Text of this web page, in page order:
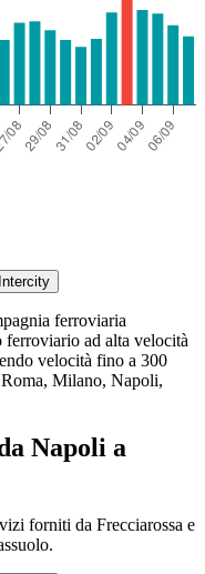
ferroviaria
ferroviario ad alta velocità
velocità fino a 300
Milano, Napoli,
Napoli a
forniti da Frecciarossa e